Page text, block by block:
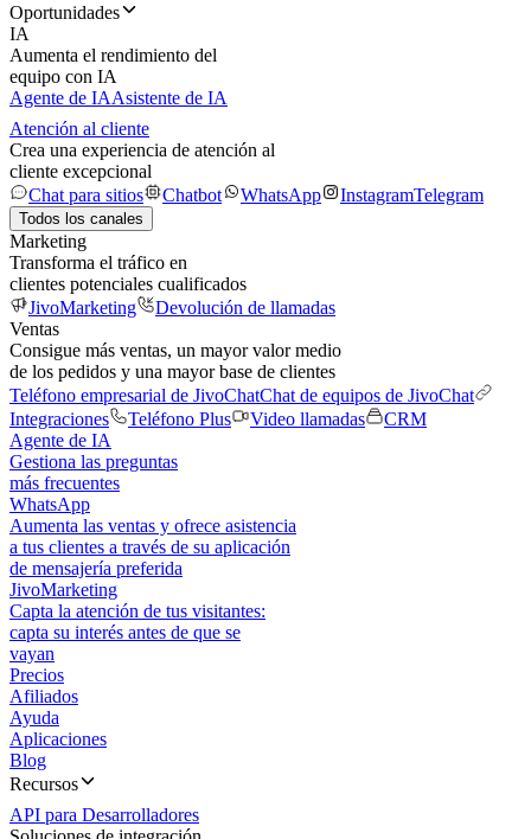
Oportunidades
IA
Aumenta el rendimiento del
equipo con IA
Agente de IAAsistente de IA
Atención al cliente
Crea una experiencia de atención al
cliente excepcional
Chat para sitios
Chatbot WhatsApp InstagramTelegram
Todos los canales
Marketing
Transforma el tráfico en
clientes potenciales cualificados
JivoMarketing
Devolución de llamadas
Ventas
Consigue más ventas, un mayor valor medio
de los pedidos y una mayor base de clientes
Teléfono empresarial de JivoChatChat de equipos de JivoChat
Integraciones
Teléfono Plus Video llamadas
CRM
Agente de IA
Gestiona las preguntas
más frecuentes
WhatsApp
Aumenta las ventas y ofrece asistencia
a tus clientes a través de su aplicación
de mensajería preferida
JivoMarketing
Capta la atención de tus visitantes:
capta su interés antes de que se
vayan
Precios
Afiliados
Ayuda
Aplicaciones
Blog
Recursos
API para Desarrolladores